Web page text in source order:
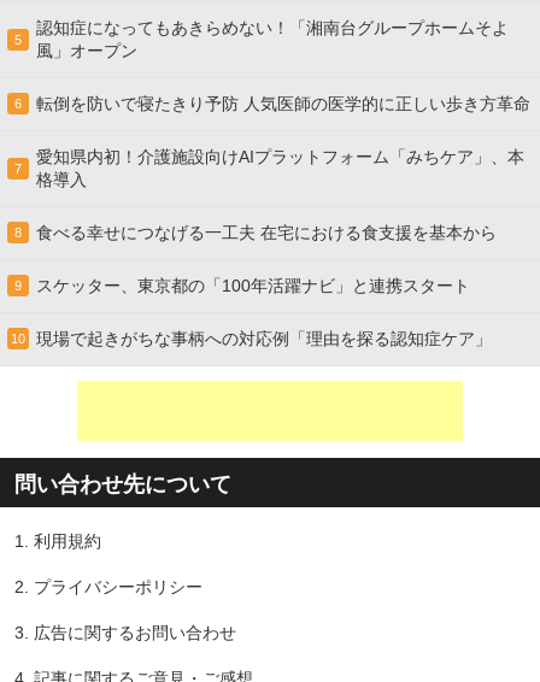
5
認知症になってもあきらめない！「湘南台グループホームそよ
風」オープン
6 転倒を防いで寝たきり予防 人気医師の医学的に正しい歩き方革命
7
愛知県内初！介護施設向けAIプラットフォーム「みちケア」、本
格導入
8 食べる幸せにつなげる一工夫 在宅における食支援を基本から
9 スケッター、東京都の「100年活躍ナビ」と連携スタート
10 現場で起きがちな事柄への対応例「理由を探る認知症ケア」
問い合わせ先について
1. 利用規約
2. プライバシーポリシー
3. 広告に関するお問い合わせ